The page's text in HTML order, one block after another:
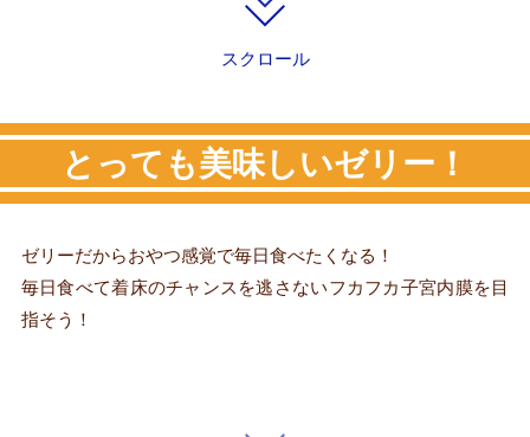
スクロール
とっても美味しいゼリー！
ゼリーだからおやつ感覚で毎日食べたくなる！
毎日食べて着床のチャンスを逃さないフカフカ子宮内膜を目
指そう！